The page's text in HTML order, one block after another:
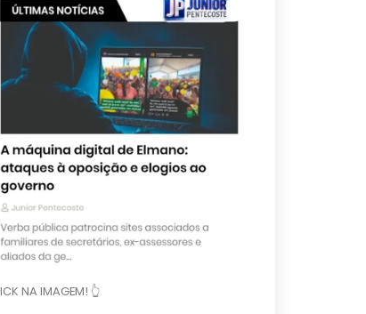
NA IMAGEM! 👆